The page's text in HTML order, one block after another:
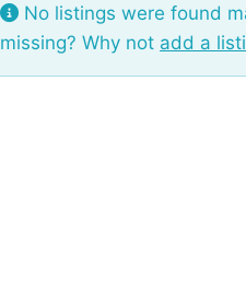
No listings were found
missing? Why not add a